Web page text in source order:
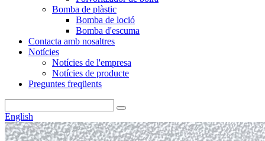
Bomba de plàstic
Bomba de loció
Bomba d'escuma
Contacta amb nosaltres
Notícies
Notícies de l'empresa
Notícies de producte
Preguntes freqüents
English